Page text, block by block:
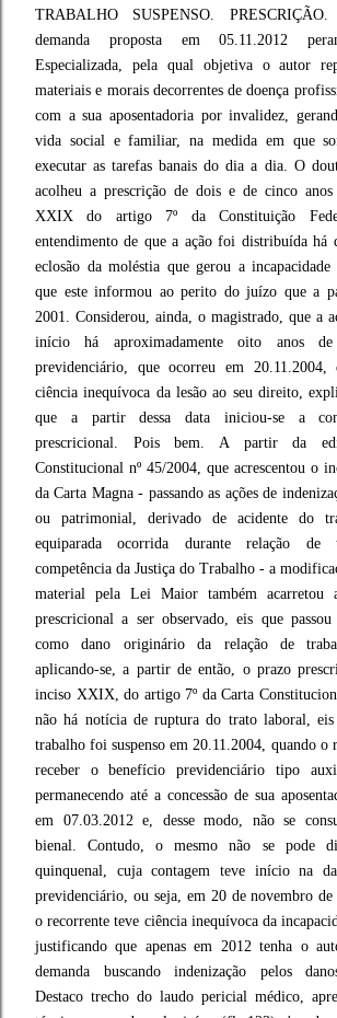
TRABALHO SUSPENSO.
demanda proposta em 05.11.2012
Especializada, pela qual objetiva o autor
materiais e morais decorrentes de doença
com a sua aposentadoria por invalidez,
vida social e familiar, na medida em que
executar as tarefas banais do dia a dia. O
acolheu a prescrição de dois e de cinco
XXIX do artigo 7º da Constituição
entendimento de que a ação foi distribuída há
eclosão da moléstia que gerou a
que este informou ao perito do juízo que a
2001. Considerou, ainda, o magistrado, que a
início há aproximadamente oito anos de
previdenciário, que ocorreu em
ciência inequívoca da lesão ao seu direito,
que a partir dessa data iniciou-se a
prescricional. Pois bem. A partir da
Constitucional nº 45/2004, que acrescentou o
da Carta Magna - passando as ações de
ou patrimonial, derivado de acidente do
equiparada ocorrida durante relação
competência da Justiça do Trabalho - a
material pela Lei Maior também acarretou
prescricional a ser observado, eis que
como dano originário da relação de
aplicando-se, a partir de então, o prazo
inciso XXIX, do artigo 7º da Carta
não há notícia de ruptura do trato laboral,
trabalho foi suspenso em 20.11.2004, quando o
receber o benefício previdenciário tipo
permanecendo até a concessão de sua
em 07.03.2012 e, desse modo, não se
bienal. Contudo, o mesmo não se pode
quinquenal, cuja contagem teve início na
previdenciário, ou seja, em 20 de novembro
o recorrente teve ciência inequívoca da
justificando que apenas em 2012 tenha o
demanda buscando indenização pelos
Destaco trecho do laudo pericial médico,